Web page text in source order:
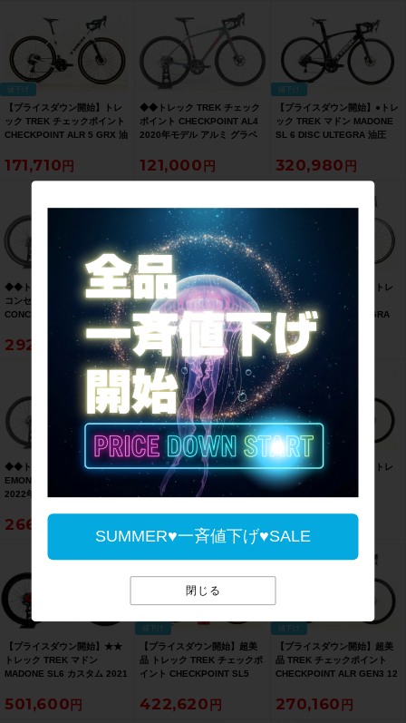
SUMMER♥一斉値下げ♥SALE
閉じる
値下げ
【プライスダウン開始】トレ
ック TREK チェックポイント
CHECKPOINT ALR 5 GRX 油
ーロード 52サイズ エラホワイ
ト/トレックブラック【お買い
171,710
◆◆トレック TREK チェック
ポイント CHECKPOINT AL4
2020年モデル アルミ グラベ
TIAGRA 4700 2x10速（サイ
クルパラダイス大阪より配
121,000
値下げ
【プライスダウン開始】●トレ
ック TREK マドン MADONE
SL 6 DISC ULTEGRA 油圧
バイク 52サイズ リチウムグレ
ー/トレックブラック【お買い
320,980
◆◆トレック TREK スピード
コンセプト SPEED
CONCEPT 2018-21年モデル
カーボン TTバイク Sサイズ
SHIMANO ULTEGRA Di2
2x11速（サイクルパラダイス
292,600
◆◆トレック TREK エモンダ
EMONDA SL6 DISC 2021-22
年 カーボン ディスク ロード
バイク フレーム 54サイズ
12x100/142mm 700C（サイ
クルパラダイス大阪より配
送）
101,200
値下げ
【プライスダウン開始】トレ
ック TREK ドマーネ
DOMANE SLR 6 ULTEGRA
パワーメーター付 2017年 カ
ーボンロードバイク 50サイズ
マット/グロストレックブラッ
ク【お買い得SALE】
242,660
◆◆トレック TREK エモンダ
EMONDA SL6 DISC PRO
2022年モデル カーボン ロー
ULTEGRA R8000 2x11速（サ
イクルパラダイス大阪より配
266,200
値下げ
【プライスダウン開始】●美品
TREK EMONDA SLR
PROJECT ONE 12速 DURA-
マットオニキスカーボン【お
585,970
値下げ
【プライスダウン開始】トレ
ック TREK ドマーネ
カーボンロードバイク 52サイ
ズ ダークグリーン/ブラック
【プライスダウン開始】★★
トレック TREK マドン
MADONE SL6 カスタム 2021
ク 52サイズ 2×11速 レッド
（サイクルパラダイス山口よ
501,600
値下げ
【プライスダウン開始】超美
品 トレック TREK チェックポ
イント CHECKPOINT SL5
カーボンロードバイク Mサイ
ズ オレンジ/ブラック【お買い
422,620
値下げ
【プライスダウン開始】超美
品 TREK チェックポイント
CHECKPOINT ALR GEN3 12
ラベルロード ロードバイク M
サイズ ブロンズエイジ【お買
270,160